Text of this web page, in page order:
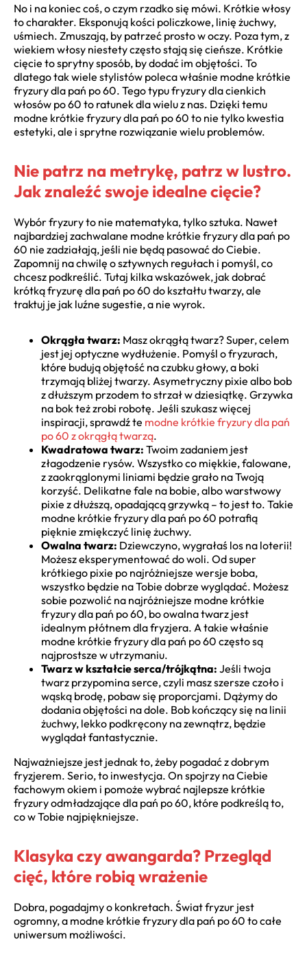
No i na koniec coś, o czym rzadko się mówi. Krótkie włosy
to charakter. Eksponują kości policzkowe, linię żuchwy,
uśmiech. Zmuszają, by patrzeć prosto w oczy. Poza tym, z
wiekiem włosy niestety często stają się cieńsze. Krótkie
cięcie to sprytny sposób, by dodać im objętości. To
dlatego tak wiele stylistów poleca właśnie modne krótkie
fryzury dla pań po 60. Tego typu fryzury dla cienkich
włosów po 60 to ratunek dla wielu z nas. Dzięki temu
modne krótkie fryzury dla pań po 60 to nie tylko kwestia
estetyki, ale i sprytne rozwiązanie wielu problemów.
Nie patrz na metrykę, patrz w lustro.
Jak znaleźć swoje idealne cięcie?
Wybór fryzury to nie matematyka, tylko sztuka. Nawet
najbardziej zachwalane modne krótkie fryzury dla pań po
60 nie zadziałają, jeśli nie będą pasować do Ciebie.
Zapomnij na chwilę o sztywnych regułach i pomyśl, co
chcesz podkreślić. Tutaj kilka wskazówek, jak dobrać
krótką fryzurę dla pań po 60 do kształtu twarzy, ale
traktuj je jak luźne sugestie, a nie wyrok.
Okrągła twarz: Masz okrągłą twarz? Super, celem
jest jej optyczne wydłużenie. Pomyśl o fryzurach,
które budują objętość na czubku głowy, a boki
trzymają bliżej twarzy. Asymetryczny pixie albo bob
z dłuższym przodem to strzał w dziesiątkę. Grzywka
na bok też zrobi robotę. Jeśli szukasz więcej
inspiracji, sprawdź te modne krótkie fryzury dla pań
po 60 z okrągłą twarzą.
Kwadratowa twarz: Twoim zadaniem jest
złagodzenie rysów. Wszystko co miękkie, falowane,
z zaokrąglonymi liniami będzie grało na Twoją
korzyść. Delikatne fale na bobie, albo warstwowy
pixie z dłuższą, opadającą grzywką – to jest to. Takie
modne krótkie fryzury dla pań po 60 potrafią
pięknie zmiękczyć linię żuchwy.
Owalna twarz: Dziewczyno, wygrałaś los na loterii!
Możesz eksperymentować do woli. Od super
krótkiego pixie po najróżniejsze wersje boba,
wszystko będzie na Tobie dobrze wyglądać. Możesz
sobie pozwolić na najróżniejsze modne krótkie
fryzury dla pań po 60, bo owalna twarz jest
idealnym płótnem dla fryzjera. A takie właśnie
modne krótkie fryzury dla pań po 60 często są
najprostsze w utrzymaniu.
Twarz w kształcie serca/trójkątna: Jeśli twoja
twarz przypomina serce, czyli masz szersze czoło i
wąską brodę, pobaw się proporcjami. Dążymy do
dodania objętości na dole. Bob kończący się na linii
żuchwy, lekko podkręcony na zewnątrz, będzie
wyglądał fantastycznie.
Najważniejsze jest jednak to, żeby pogadać z dobrym
fryzjerem. Serio, to inwestycja. On spojrzy na Ciebie
fachowym okiem i pomoże wybrać najlepsze krótkie
fryzury odmładzające dla pań po 60, które podkreślą to,
co w Tobie najpiękniejsze.
Klasyka czy awangarda? Przegląd
cięć, które robią wrażenie
Dobra, pogadajmy o konkretach. Świat fryzur jest
ogromny, a modne krótkie fryzury dla pań po 60 to całe
uniwersum możliwości.